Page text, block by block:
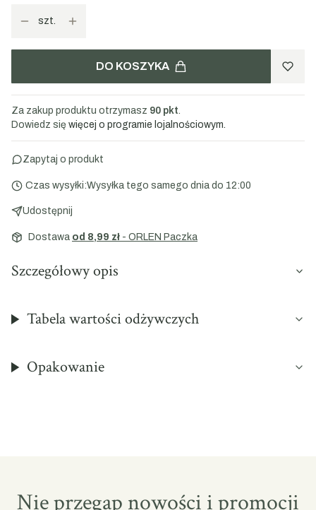
szt.
DO KOSZYKA
Za zakup produktu otrzymasz 90 pkt.
Dowiedz się więcej o programie lojalnościowym.
Zapytaj o produkt
Czas wysyłki:Wysyłka tego samego dnia do 12:00
Udostępnij
Dostawa od 8,99 zł - ORLEN Paczka
Szczegółowy opis
Tabela wartości odżywczych
Opakowanie
Nie przegap nowości i promocji